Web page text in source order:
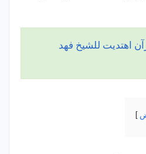
اهتديت للشيخ فهد